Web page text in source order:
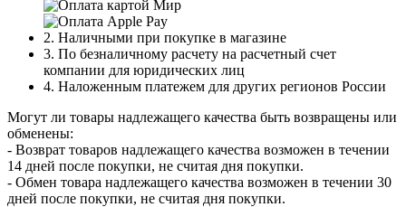
2. Наличными при покупке в магазине
3. По безналичному расчету на расчетный счет
компании для юридических лиц
4. Наложенным платежем для других регионов России
Могут ли товары надлежащего качества быть возвращены или
обменены:
- Возврат товаров надлежащего качества возможен в течении
14 дней после покупки, не считая дня покупки.
- Обмен товара надлежащего качества возможен в течении 30
дней после покупки, не считая дня покупки.